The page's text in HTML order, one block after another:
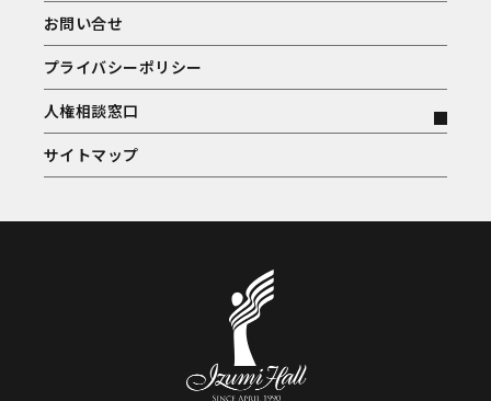
お問い合せ
プライバシーポリシー
人権相談窓口
サイトマップ